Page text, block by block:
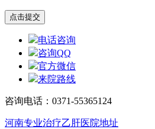
电话咨询
咨询QQ
官方微信
来院路线
咨询电话：0371-55365124
河南专业治疗乙肝医院地址